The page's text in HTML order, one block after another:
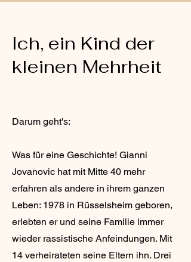
Ich, ein Kind der
kleinen Mehrheit
Darum geht's:
Was für eine Geschichte! Gianni
Jovanovic hat mit Mitte 40 mehr
erfahren als andere in ihrem ganzen
Leben: 1978 in Rüsselsheim geboren,
erlebten er und seine Familie immer
wieder rassistische Anfeindungen. Mit
14 verheirateten seine Eltern ihn. Drei